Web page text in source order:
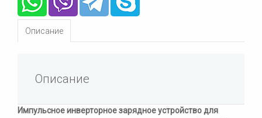
Описание
Описание
Импульсное инверторное зарядное устройство для